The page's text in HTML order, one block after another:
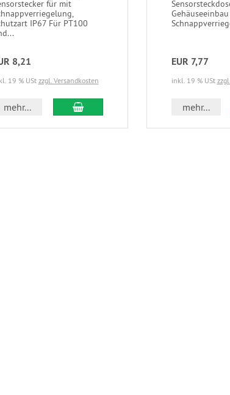
für mit
IP67 Für PT100
8,21
19 % USt zzgl. Versandkosten
mehr... In den Warenkorb
EUR 7,77
inkl. 19 % USt
mehr...